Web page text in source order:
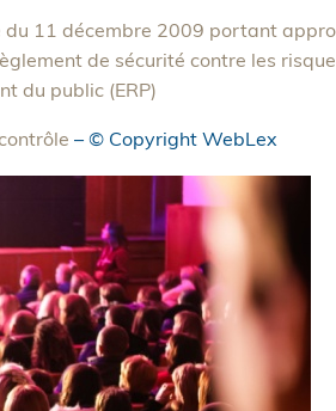
11 décembre 2009 portant
de sécurité contre les
du public (ERP)
– © Copyright WebLex